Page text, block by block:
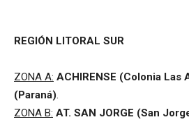
REGIÓN LITORAL SUR
ZONA A: ACHIRENSE (Colonia Las
(Paraná)
ZONA B: AT. SAN JORGE (San